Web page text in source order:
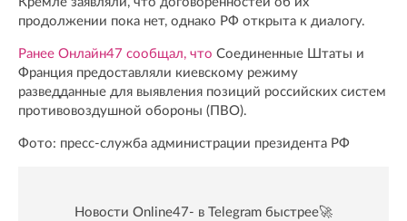
продолжении пока нет, однако РФ открыта к диалогу.
Ранее Онлайн47 сообщал, что Соединенные Штаты и
Франция предоставляли киевскому режиму
разведданные для выявления позиций российских систем
противовоздушной обороны (ПВО).
Фото: пресс-служба администрации президента РФ
Новости Online47- в Telegram быстрее🚀